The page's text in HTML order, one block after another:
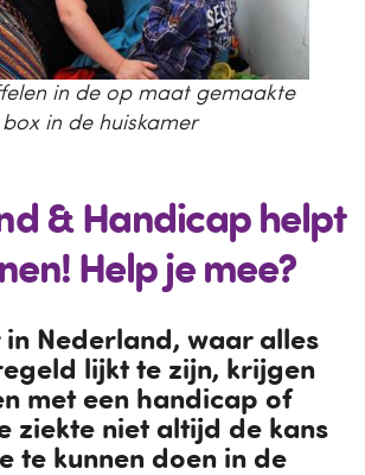
in de op maat gemaakte
box in de huiskamer
& Handicap helpt
Help je mee?
in Nederland, waar alles
lijkt te zijn, krijgen
met een handicap of
ziekte niet altijd de kans
te kunnen doen in de